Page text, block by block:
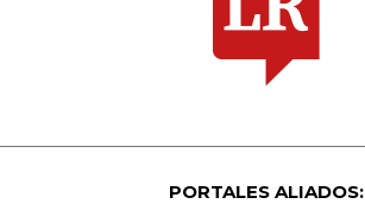
PORTALES ALIADOS: